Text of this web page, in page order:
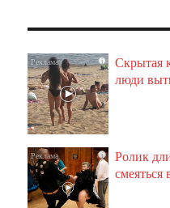
i
Скрытая
люди
i
Ролик
смеяться